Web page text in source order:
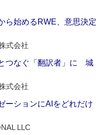
ら始めるRWE、意思決定
式会社
つなぐ「翻訳者」に 城
式会社
ーションにAIをどれだけ
LLC